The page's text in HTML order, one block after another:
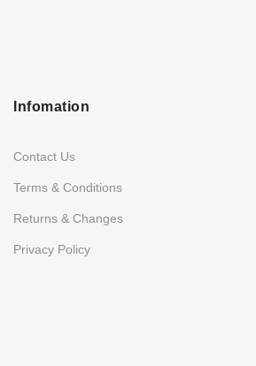
Infomation
Contact Us
Terms & Conditions
Returns & Changes
Privacy Policy